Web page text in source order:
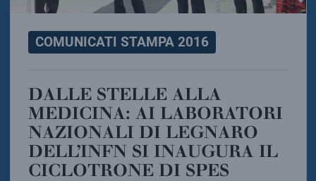
COMUNICATI STAMPA 2016
DALLE STELLE ALLA
MEDICINA: AI LABORATORI
NAZIONALI DI LEGNARO
DELL’INFN SI INAUGURA IL
CICLOTRONE DI SPES